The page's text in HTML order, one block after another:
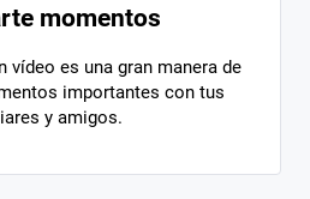
momentos
vídeo es una gran manera de
importantes con tus
y amigos.